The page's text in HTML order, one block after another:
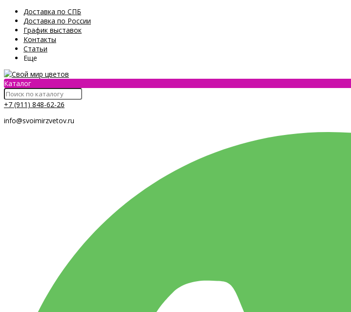
Доставка по СПБ
Доставка по России
График выставок
Контакты
Статьи
Еще
Каталог
+7 (911) 848-62-26
info@svoimirzvetov.ru